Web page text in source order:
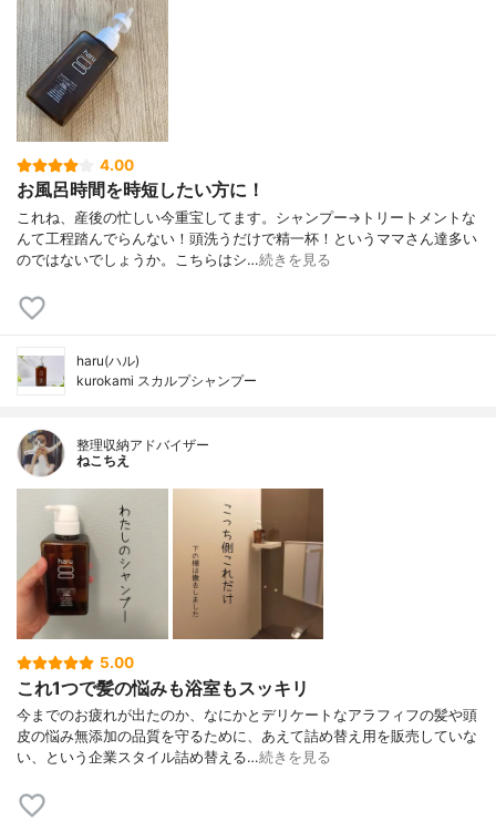
4.00
お風呂時間を時短したい方に！
これね、産後の忙しい今重宝してます。シャンプー→トリートメントな
んて工程踏んでらんない！頭洗うだけで精一杯！というママさん達多い
のではないでしょうか。こちらはシ…続きを見る
haru(ハル)
kurokami スカルプシャンプー
整理収納アドバイザー
ねこちえ
5.00
これ1つで髪の悩みも浴室もスッキリ
今までのお疲れが出たのか、なにかとデリケートなアラフィフの髪や頭
皮の悩み無添加の品質を守るために、あえて詰め替え用を販売していな
い、という企業スタイル詰め替える…続きを見る